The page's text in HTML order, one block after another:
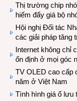
Thị trường chip
hiếm đẩy giá bộ
Hội nghị Đối tác
các giải pháp tăng
Internet không chỉ
ổn định ở mọi góc
TV OLED cao cấp
năm ở Việt Nam
Tình hình giá ổ lưu